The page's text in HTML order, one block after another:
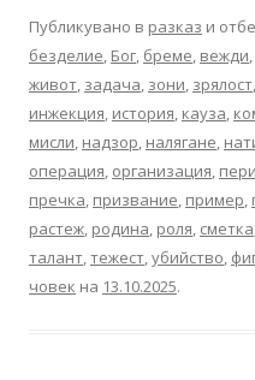
Публикувано в разказ и
безделие, Бог, бреме, вежди,
живот, задача, зони, зрялост,
инжекция, история, кауза,
мисли, надзор, налягане,
операция, организация,
пречка, призвание, пример,
растеж, родина, роля, сметка
талант,тежест,убийство,
човек на 13.10.2025.